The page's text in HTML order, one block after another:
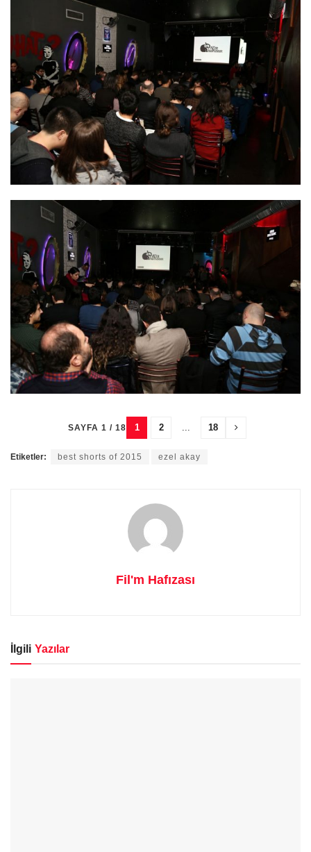
SAYFA 1 / 18 1 2 ... 18
Etiketler: best shorts of 2015 ezel akay
Fil'm Hafızası
İlgili Yazılar